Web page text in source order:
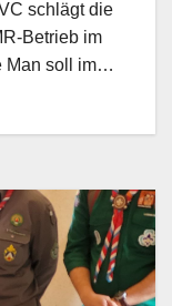
schlägt die
Betrieb im
Man soll im…